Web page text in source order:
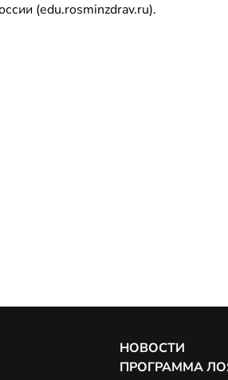
(edu.rosminzdrav.ru).
НОВОСТИ
ПРОГРАММА